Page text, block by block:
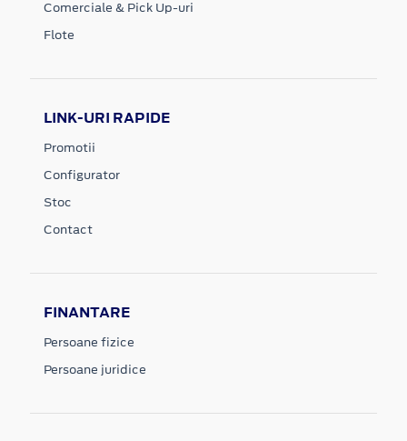
Comerciale & Pick Up-uri
Flote
LINK-URI RAPIDE
Promotii
Configurator
Stoc
Contact
FINANTARE
Persoane fizice
Persoane juridice